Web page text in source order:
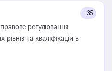
+35
регулювання
рівнів та кваліфікацій в